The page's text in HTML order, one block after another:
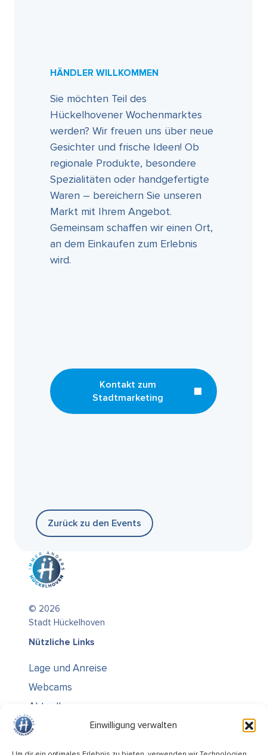
Einwilligung verwalten
HÄNDLER WILLKOMMEN
Sie möchten Teil des
Hückelhovener Wochenmarktes
werden? Wir freuen uns über neue
Gesichter und frische Ideen! Ob
regionale Produkte, besondere
Spezialitäten oder handgefertigte
Waren – bereichern Sie unseren
Markt mit Ihrem Angebot.
Gemeinsam schaffen wir einen Ort,
an dem Einkaufen zum Erlebnis
wird.
Kontakt zum
Stadtmarketing
Zurück zu den Events
© 2026
Stadt Hückelhoven
Nützliche Links
Lage und Anreise
Webcams
Aktuelles
Über uns
Kontakt / Öffnungszeiten